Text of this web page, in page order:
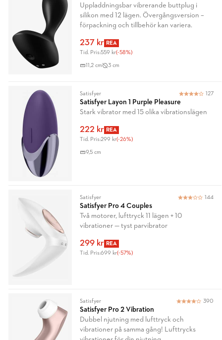
Uppladdningsbar vibrerande buttplug i
silikon med 12 lägen. Övergångsversion –
förpackning och tillbehör kan variera.
237 kr REA
Tid. Pris:559 kr(-58%)
11,2 cm 3 cm
127
Satisfyer
Satisfyer Layon 1 Purple Pleasure
Stark vibrator med 15 olika vibrationslägen
222 kr REA
Tid. Pris:299 kr(-26%)
9,5 cm
144
Satisfyer
Satisfyer Pro 4 Couples
Två motorer, lufttryck 11 lägen + 10
vibrationer — tyst parvibrator
299 kr REA
Tid. Pris:699 kr(-57%)
390
Satisfyer
Satisfyer Pro 2 Vibration
Dubbel njutning med lufttryck och
vibrationer på samma gång! Lufttrycks